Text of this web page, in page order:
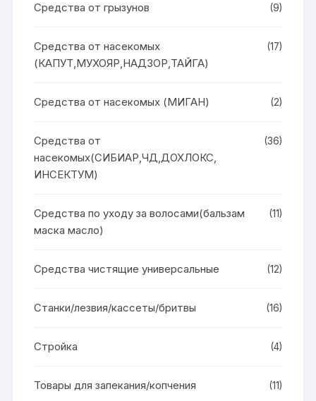
Средства от грызунов (9)
Средства от насекомых
(КАПУТ,МУХОЯР,НАДЗОР,ТАЙГА)
(17)
Средства от насекомых (МИГАН) (2)
Средства от
насекомых(СИБИАР,ЧД,ДОХЛОКС,
ИНСЕКТУМ)
(36)
Средства по уходу за волосами(бальзам
маска масло)
(11)
Средства чистящие универсальные (12)
Станки/лезвия/кассеты/бритвы (16)
Стройка (4)
Товары для запекания/копчения (11)